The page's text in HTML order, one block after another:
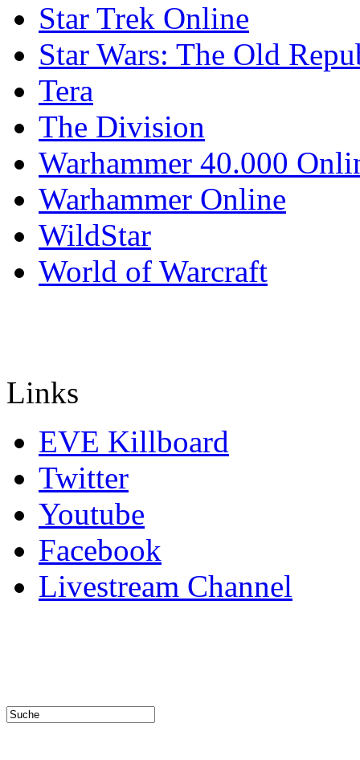
Star Trek Online
Star Wars: The Old
Tera
The Division
Warhammer 40.000
Warhammer Online
WildStar
World of Warcraft
Links
EVE Killboard
Twitter
Youtube
Facebook
Livestream Channel